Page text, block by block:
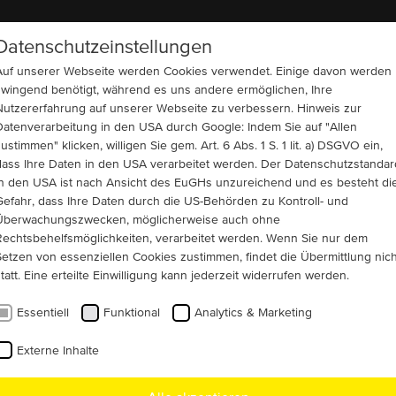
UNTERNEHMEN REFERENZEN KONTAKT
Lieferservice ab Lager Käfigläufer (IC 81W + IC 86W)
Stahl- und
Industrieanlagen
Industrieanlage überraschend
Kompressormotor ausgefallen
MENZEL mit einem fabrikneuen 16000 kW
helfen.
unserer Webseite werden Cookies verwendet. Einige davon werden
benötigt, während es uns andere ermöglichen, Ihre
auf unserer Webseite zu verbessern. Hinweis zur
in den USA durch Google: Indem Sie auf "Allen
klicken, willigen Sie gem. Art. 6 Abs. 1 S. 1 lit. a) DSGVO ein,
Ihre Daten in den USA verarbeitet werden. Der
den USA ist nach Ansicht des EuGHs unzureichend und es besteht
dass Ihre Daten durch die US-Behörden zu Kontroll- und
möglicherweise auch ohne
verarbeitet werden. Wenn Sie nur dem
von essenziellen Cookies zustimmen, findet die Übermittlung
Eine erteilte Einwilligung kann jederzeit widerrufen werden.
Essentiell Funktional Analytics & Marketing
Externe Inhalte